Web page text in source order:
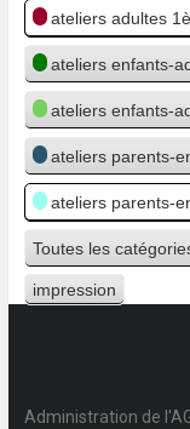
ateliers adultes
ateliers enfants-
ateliers enfants-
ateliers parents-
ateliers parents-
Toutes les
Vue
impression
Administration de